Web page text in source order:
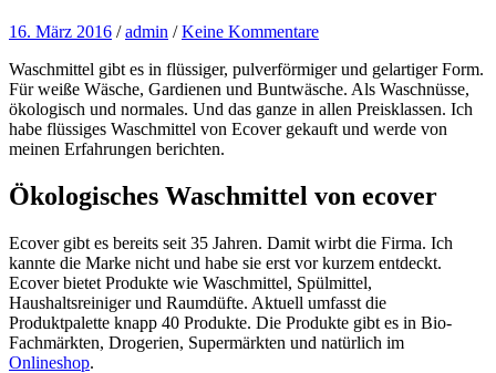
16. März 2016 /admin /Keine Kommentare
Waschmittel gibt es in flüssiger, pulverförmiger und gelartiger Form.
Für weiße Wäsche, Gardienen und Buntwäsche. Als Waschnüsse,
ökologisch und normales. Und das ganze in allen Preisklassen. Ich
habe flüssiges Waschmittel von Ecover gekauft und werde von
meinen Erfahrungen berichten.
Ökologisches Waschmittel von ecover
Ecover gibt es bereits seit 35 Jahren. Damit wirbt die Firma. Ich
kannte die Marke nicht und habe sie erst vor kurzem entdeckt.
Ecover bietet Produkte wie Waschmittel, Spülmittel,
Haushaltsreiniger und Raumdüfte. Aktuell umfasst die
Produktpalette knapp 40 Produkte. Die Produkte gibt es in Bio-
Fachmärkten, Drogerien, Supermärkten und natürlich im
Onlineshop.